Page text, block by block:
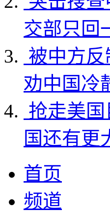
交部只回
被中方
劝中国冷
抢走美
国还有更
首页
频道